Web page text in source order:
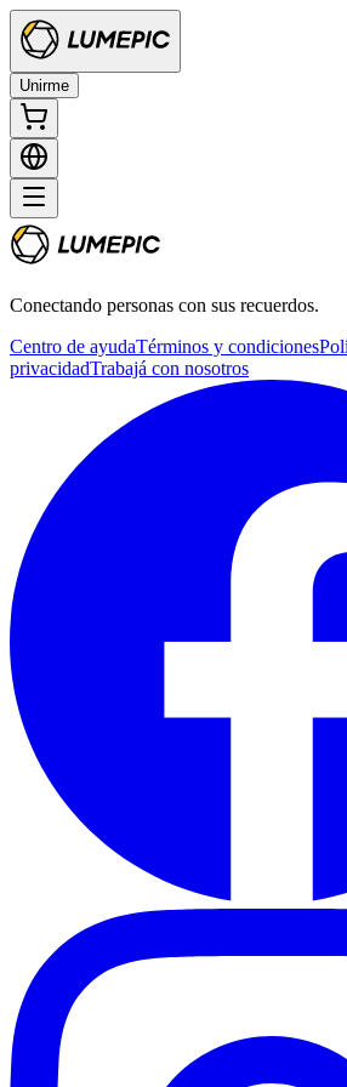
Unirme
Conectando personas con sus recuerdos.
Centro de ayudaTérminos y condiciones
privacidadTrabajá con nosotros